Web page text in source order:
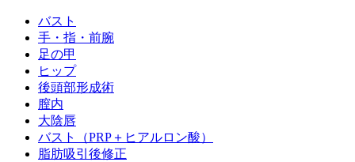
バスト
手・指・前腕
足の甲
ヒップ
後頭部形成術
膣内
大陰唇
バスト（PRP＋ヒアルロン酸）
脂肪吸引後修正